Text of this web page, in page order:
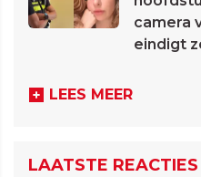
camera
eindigt
LEES MEER
LAATSTE REACTIES